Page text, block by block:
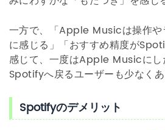
一方で、「Apple Musicは操作や
に感じる」「おすすめ精度が
感じて、一度はApple Musicにし
Spotifyへ戻るユーザーも少なくあ
Spotifyのデメリット